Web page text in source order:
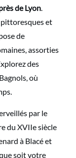
de Lyon.
pittoresques et
de
assorties
des
où
par le
du XVIIe siècle
à Blacé et
soit votre